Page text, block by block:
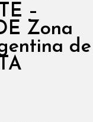
–
Zona
de